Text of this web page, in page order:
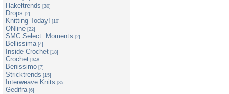
Hakeltrends [30]
Drops [2]
Knitting Today! [10]
ONline [22]
SMC Select. Moments [2]
Bellissima [4]
Inside Crochet [18]
Crochet [348]
Benissimo [7]
Stricktrends [15]
Interweave Knits [35]
Gedifra [6]